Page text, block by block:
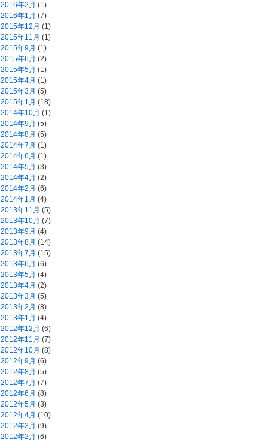
2016年2月 (1)
2016年1月 (7)
2015年12月 (1)
2015年11月 (1)
2015年9月 (1)
2015年6月 (2)
2015年5月 (1)
2015年4月 (1)
2015年3月 (5)
2015年1月 (18)
2014年10月 (1)
2014年9月 (5)
2014年8月 (5)
2014年7月 (1)
2014年6月 (1)
2014年5月 (3)
2014年4月 (2)
2014年2月 (6)
2014年1月 (4)
2013年11月 (5)
2013年10月 (7)
2013年9月 (4)
2013年8月 (14)
2013年7月 (15)
2013年6月 (6)
2013年5月 (4)
2013年4月 (2)
2013年3月 (5)
2013年2月 (8)
2013年1月 (4)
2012年12月 (6)
2012年11月 (7)
2012年10月 (8)
2012年9月 (6)
2012年8月 (5)
2012年7月 (7)
2012年6月 (8)
2012年5月 (3)
2012年4月 (10)
2012年3月 (9)
2012年2月 (6)